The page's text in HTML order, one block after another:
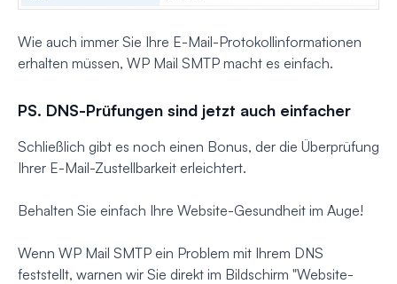
Wie auch immer Sie Ihre E-Mail-Protokollinformationen
erhalten müssen, WP Mail SMTP macht es einfach.
PS. DNS-Prüfungen sind jetzt auch einfacher
Schließlich gibt es noch einen Bonus, der die Überprüfung
Ihrer E-Mail-Zustellbarkeit erleichtert.
Behalten Sie einfach Ihre Website-Gesundheit im Auge!
Wenn WP Mail SMTP ein Problem mit Ihrem DNS
feststellt, warnen wir Sie direkt im Bildschirm "Website-